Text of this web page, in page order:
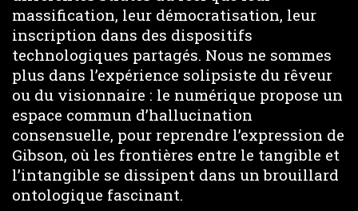
massification, leur démocratisation, leur
inscription dans des dispositifs
technologiques partagés. Nous ne sommes
plus dans l’expérience solipsiste du rêveur
ou du visionnaire : le numérique propose un
espace commun d’hallucination
consensuelle, pour reprendre l’expression de
Gibson, où les frontières entre le tangible et
l’intangible se dissipent dans un brouillard
ontologique fascinant.